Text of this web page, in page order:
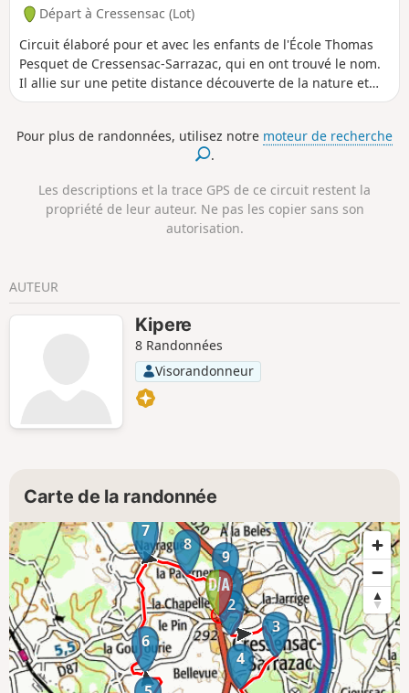
Départ à Cressensac (Lot)
Circuit élaboré pour et avec les enfants de l'École Thomas
Pesquet de Cressensac-Sarrazac, qui en ont trouvé le nom.
Il allie sur une petite distance découverte de la nature et
passage dans le village de Cressensac. Balisé en Bleu clair il
lieux publics et commerces sont également visibles.
Pour plus de randonnées, utilisez notre moteur de recherche
.
Les descriptions et la trace GPS de ce circuit restent la
propriété de leur auteur. Ne pas les copier sans son
autorisation.
AUTEUR
Kipere
8 Randonnées
Visorandonneur
Carte de la randonnée
1
2
3
4
6
7
8
9